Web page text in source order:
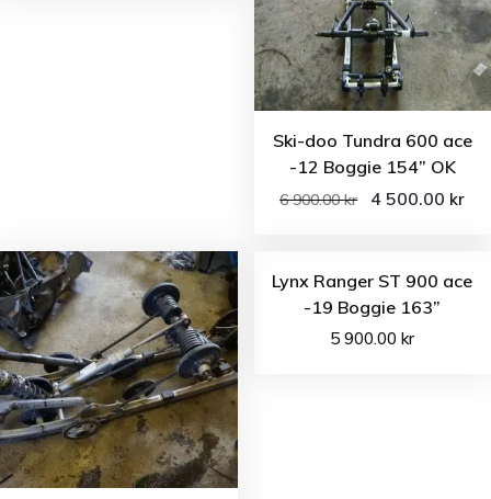
Ski-doo Tundra 600 ace
-12 Boggie 154” OK
6 900.00kr 4 500.00 kr
Lynx Ranger ST 900 ace
-19 Boggie 163”
5 900.00kr